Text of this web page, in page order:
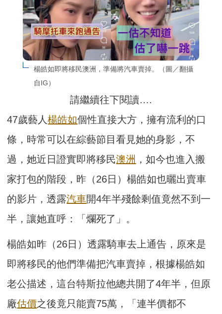
楊皓如即將移民澳洲，準備將汽車賣掉。（圖／翻攝
自IG）
請繼續往下閱讀….
47歲藝人楊皓如個性直接大方，擁有流利的口
條，時常可以在綜藝節目看見她的身影，不
過，她近日證實即將移民澳洲 ，如今也進入搬
家打包的階段，昨（26日）楊皓如也曬出賣車
的影片，透露汽車開4年半殘餘剩值竟然不到一
半，讓她直呼：「爛死了」。
楊皓如昨（26日）透露騎車去上通告，原來是
即將移民的他們準備把汽車賣掉，根據楊皓如
老公描述，這台特斯拉他總共開了4年半，但原
廠估價之後竟只能賣75萬，「連半價都不